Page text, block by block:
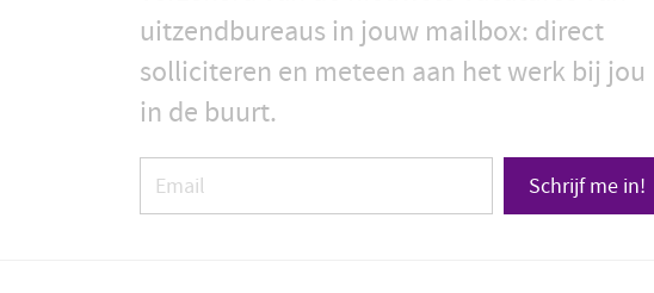
uitzendbureaus in jouw mailbox: direct
solliciteren en meteen aan het werk bij jou
in de buurt.
Schrijf me in!